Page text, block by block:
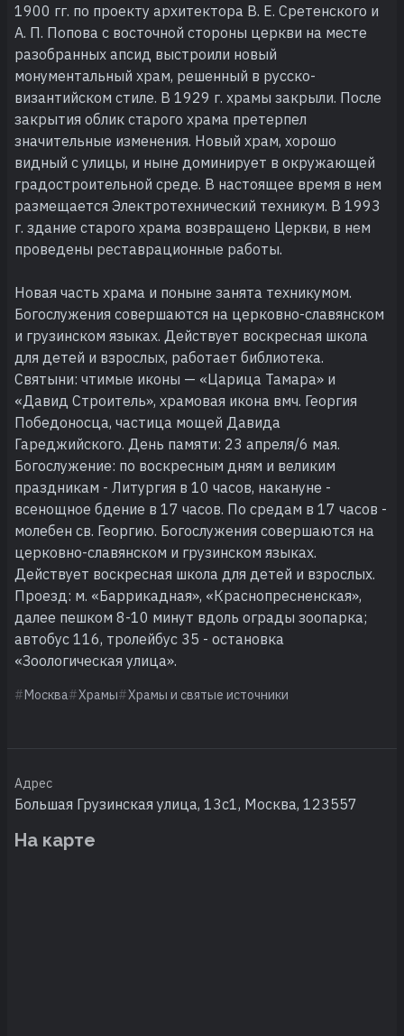
1900 гг. по проекту архитектора В. Е. Сретенского и
А. П. Попова с восточной стороны церкви на месте
разобранных апсид выстроили новый
монументальный храм, решенный в русско-
византийском стиле. В 1929 г. храмы закрыли. После
закрытия облик старого храма претерпел
значительные изменения. Новый храм, хорошо
видный с улицы, и ныне доминирует в окружающей
градостроительной среде. В настоящее время в нем
размещается Электротехнический техникум. В 1993
г. здание старого храма возвращено Церкви, в нем
проведены реставрационные работы.
Новая часть храма и поныне занята техникумом.
Богослужения совершаются на церковно-славянском
и грузинском языках. Действует воскресная школа
для детей и взрослых, работает библиотека.
Святыни: чтимые иконы — «Царица Тамара» и
«Давид Строитель», храмовая икона вмч. Георгия
Победоносца, частица мощей Давида
Гареджийского. День памяти: 23 апреля/6 мая.
Богослужение: по воскресным дням и великим
праздникам - Литургия в 10 часов, накануне -
всенощное бдение в 17 часов. По средам в 17 часов -
молебен св. Георгию. Богослужения совершаются на
церковно-славянском и грузинском языках.
Действует воскресная школа для детей и взрослых.
Проезд: м. «Баррикадная», «Краснопресненская»,
далее пешком 8-10 минут вдоль ограды зоопарка;
автобус 116, тролейбус 35 - остановка
«Зоологическая улица».
Москва Храмы Храмы и святые источники
Адрес
Большая Грузинская улица, 13с1, Москва, 123557
На карте